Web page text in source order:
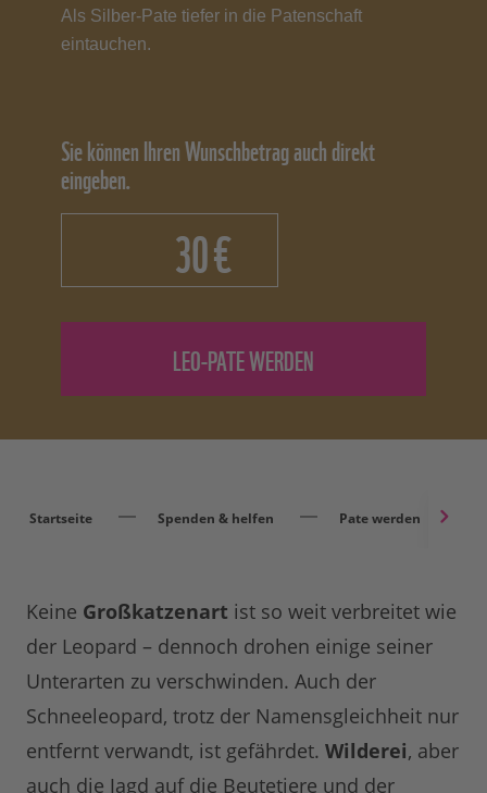
Als Silber-Pate tiefer in die Patenschaft
eintauchen.
Sie können Ihren Wunschbetrag auch direkt
eingeben.
€
Startseite Spenden & helfen Pate werden
Keine Großkatzenart ist so weit verbreitet wie
der Leopard – dennoch drohen einige seiner
Unterarten zu verschwinden. Auch der
Schneeleopard, trotz der Namensgleichheit nur
entfernt verwandt, ist gefährdet. Wilderei, aber
auch die Jagd auf die Beutetiere und der